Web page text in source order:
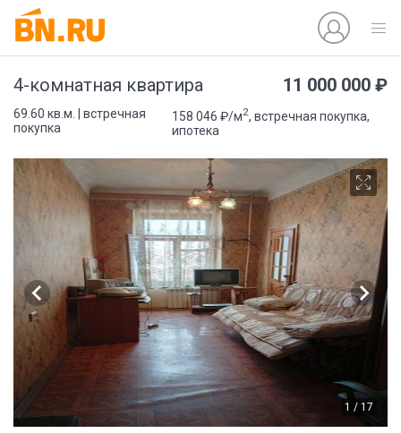
4-комнатная квартира 11 000 000 ₽
69.60 кв.м. | встречная
покупка
158 046 ₽/м2, встречная покупка,
ипотека
1 / 17